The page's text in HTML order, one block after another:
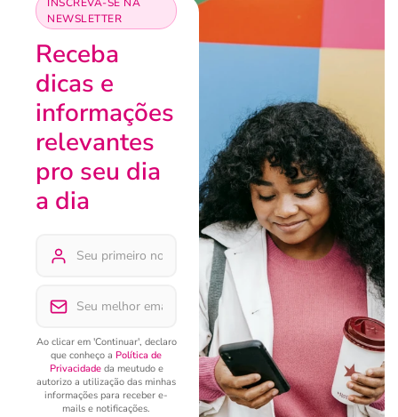
NEWSLETTER
Receba
dicas e
informações
relevantes
pro seu dia
a dia
Ao clicar em 'Continuar', declaro
que conheço a Política de
Privacidadeda meutudo e
autorizo a utilização das minhas
informações para receber e-
mails e notificações.